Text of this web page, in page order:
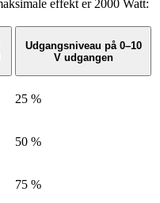
effekt er 2000 Watt:
Udgangsniveau på 0–10
V udgangen
25 %
50 %
75 %